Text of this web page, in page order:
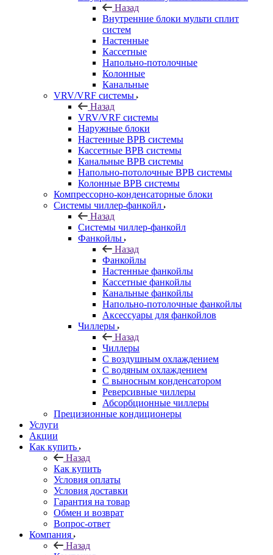
Назад
Внутренние блоки мульти сплит
систем
Настенные
Кассетные
Напольно-потолочные
Колонные
Канальные
VRV/VRF системы
Назад
VRV/VRF системы
Наружные блоки
Настенные ВРВ системы
Кассетные ВРВ системы
Канальные ВРВ системы
Напольно-потолочные ВРВ системы
Колонные ВРВ системы
Компрессорно-конденсаторные блоки
Системы чиллер-фанкойл
Назад
Системы чиллер-фанкойл
Фанкойлы
Назад
Фанкойлы
Настенные фанкойлы
Кассетные фанкойлы
Канальные фанкойлы
Напольно-потолочные фанкойлы
Аксессуары для фанкойлов
Чиллеры
Назад
Чиллеры
С воздушным охлаждением
С водяным охлаждением
С выносным конденсатором
Реверсивные чиллеры
Абсорбционные чиллеры
Прецизионные кондиционеры
Услуги
Акции
Как купить
Назад
Как купить
Условия оплаты
Условия доставки
Гарантия на товар
Обмен и возврат
Вопрос-ответ
Компания
Назад